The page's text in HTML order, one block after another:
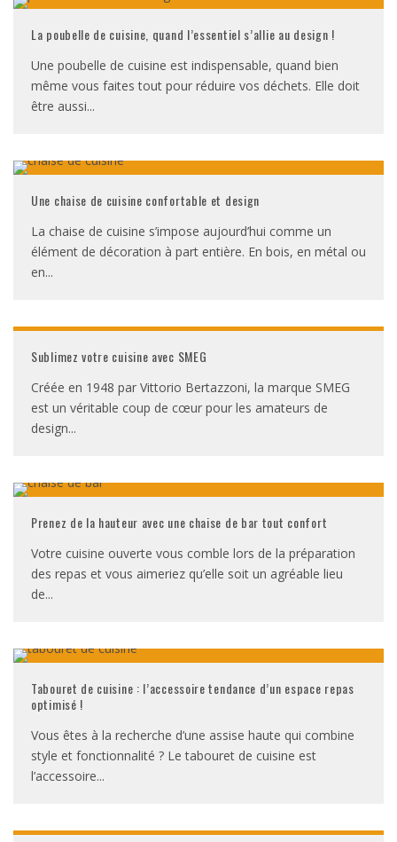
La poubelle de cuisine, quand l’essentiel s’allie au design !
Une poubelle de cuisine est indispensable, quand bien
même vous faites tout pour réduire vos déchets. Elle doit
être aussi...
Une chaise de cuisine confortable et design
La chaise de cuisine s’impose aujourd’hui comme un
élément de décoration à part entière. En bois, en métal ou
en...
Sublimez votre cuisine avec SMEG
Créée en 1948 par Vittorio Bertazzoni, la marque SMEG
est un véritable coup de cœur pour les amateurs de
design...
Prenez de la hauteur avec une chaise de bar tout confort
Votre cuisine ouverte vous comble lors de la préparation
des repas et vous aimeriez qu’elle soit un agréable lieu
de...
Tabouret de cuisine : l’accessoire tendance d’un espace repas
optimisé !
Vous êtes à la recherche d’une assise haute qui combine
style et fonctionnalité ? Le tabouret de cuisine est
l’accessoire...